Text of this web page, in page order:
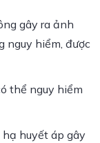
gây ra ảnh
nguy hiểm, được
thể nguy hiểm
hạ huyết áp gây